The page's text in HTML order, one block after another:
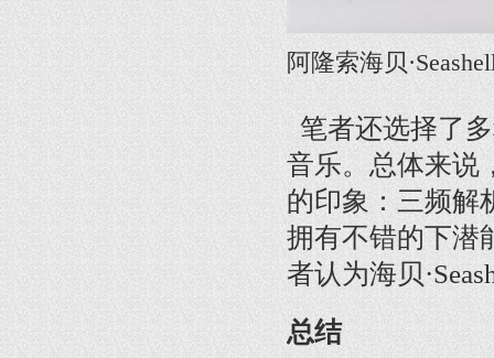
阿隆索海贝
笔者还选择了
音乐。总体来说
的印象：三频解
拥有不错的下潜
者认为海贝
总结